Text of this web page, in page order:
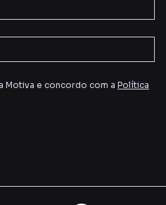
Motiva e concordo com a Política